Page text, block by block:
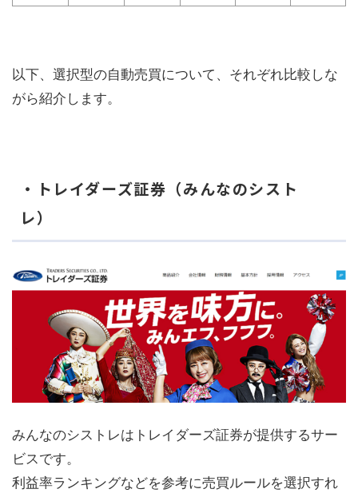
以下、選択型の自動売買について、それぞれ比較しな
がら紹介します。
・トレイダーズ証券（みんなのシスト
レ）
みんなのシストレはトレイダーズ証券が提供するサー
ビスです。
利益率ランキングなどを参考に売買ルールを選択すれ